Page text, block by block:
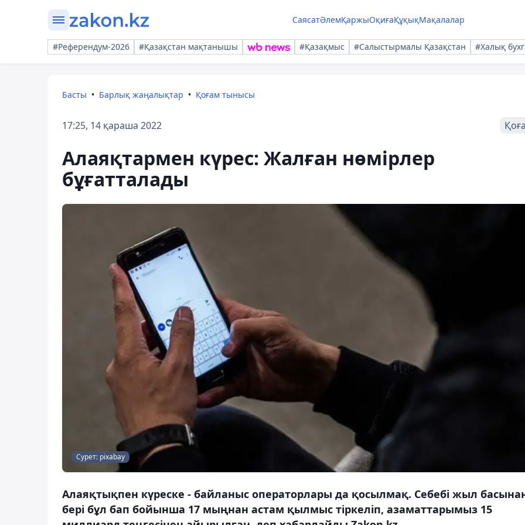
СаясатӘлемҚаржыОқиғаҚұқықМақалалар
#Референдум-2026 #Қазақстан мақтанышы #Қазақмыс #Салыстырмалы Қазақстан #Халық
Басты Барлық жаңалықтар Қоғам тынысы
17:25, 14 қараша 2022
Алаяқтармен күрес: Жалған нөмірлер
бұғатталады
Сурет: pixabay
Алаяқтықпен күреске - байланыс операторлары да қосылмақ. Себебі жыл
бері бұл бап бойынша 17 мыңнан астам қылмыс тіркеліп, азаматтарымыз 15